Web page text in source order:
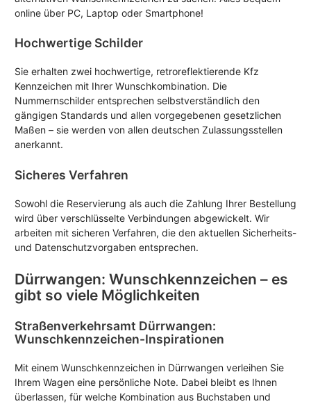
online über PC, Laptop oder Smartphone!
Hochwertige Schilder
Sie erhalten zwei hochwertige, retroreflektierende Kfz
Kennzeichen mit Ihrer Wunschkombination. Die
Nummernschilder entsprechen selbstverständlich den
gängigen Standards und allen vorgegebenen gesetzlichen
Maßen – sie werden von allen deutschen Zulassungsstellen
anerkannt.
Sicheres Verfahren
Sowohl die Reservierung als auch die Zahlung Ihrer Bestellung
wird über verschlüsselte Verbindungen abgewickelt. Wir
arbeiten mit sicheren Verfahren, die den aktuellen Sicherheits-
und Datenschutzvorgaben entsprechen.
Dürrwangen: Wunschkennzeichen – es
gibt so viele Möglichkeiten
Straßenverkehrsamt Dürrwangen:
Wunschkennzeichen-Inspirationen
Mit einem Wunschkennzeichen in Dürrwangen verleihen Sie
Ihrem Wagen eine persönliche Note. Dabei bleibt es Ihnen
überlassen, für welche Kombination aus Buchstaben und